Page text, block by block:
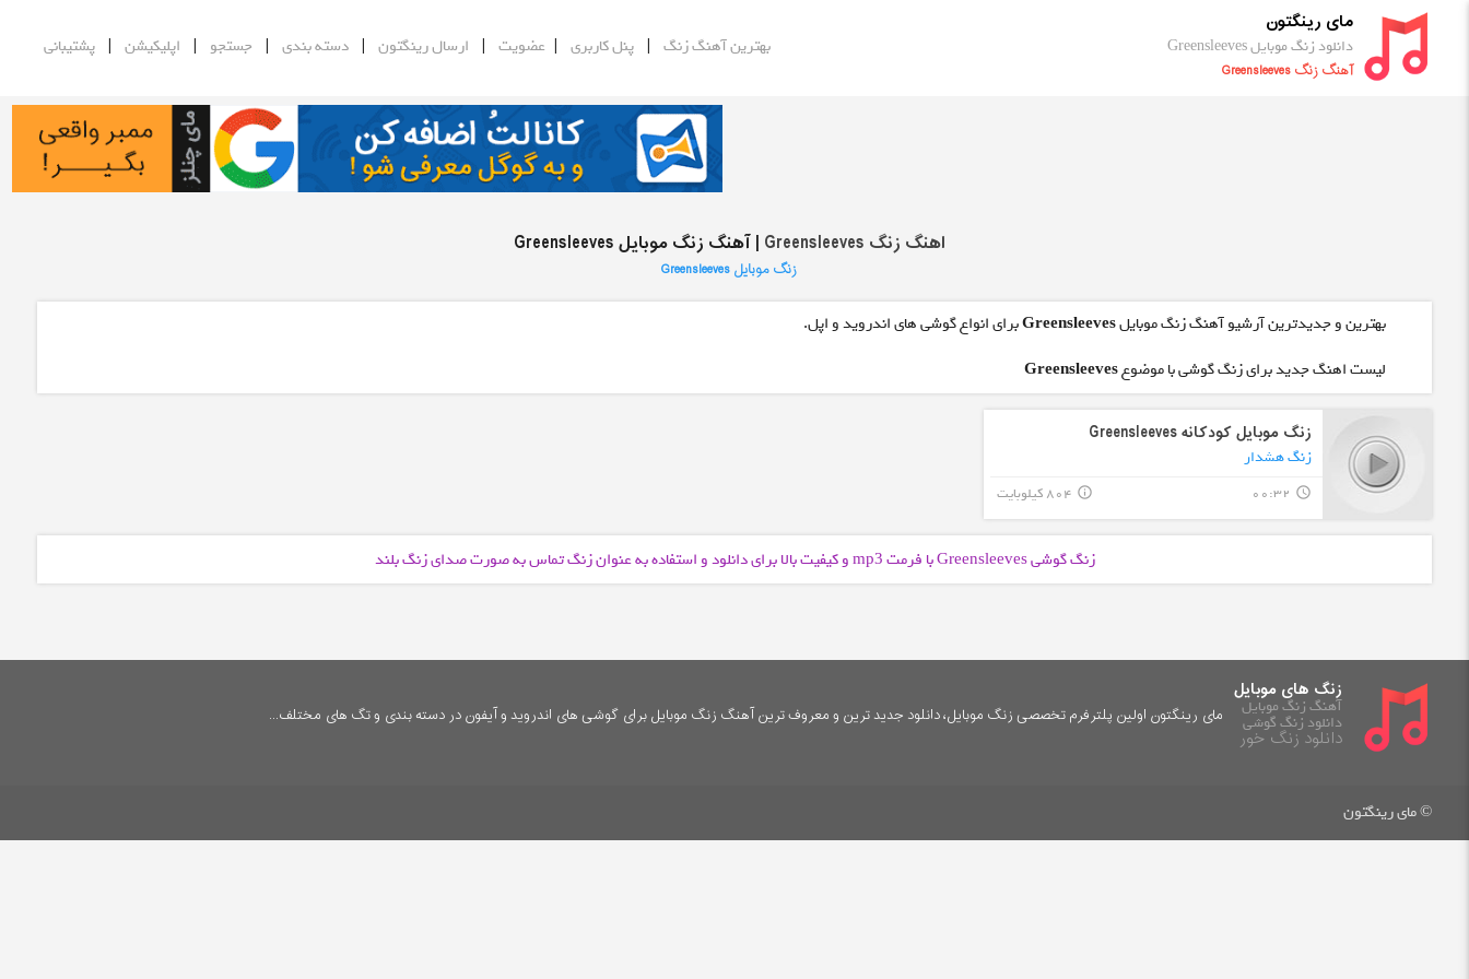
مای رینگتون
دانلود زنگ موبایل Greensleeves
آهنگ زنگ Greensleeves
بهترین آهنگ زنگ |پنل کاربری | عضویت | ارسال رینگتون |دسته بندی | جستجو | اپلیکیشن |پشتیبانی
اهنگ زنگ Greensleeves | آهنگ زنگ موبایل Greensleeves
زنگ موبایل Greensleeves
بهترین و جدیدترین آرشیو آهنگ زنگ موبایلGreensleevesبرای انواع گوشی های اندروید و اپل.
لیست اهنگ جدید برای زنگ گوشی با موضوعGreensleeves
زنگ موبایل کودکانه Greensleeves
زنگ هشدار
query_builder
00:32 804 کیلوبایت info_outline
زنگ گوشی Greensleeves با فرمت mp3 و کیفیت بالا برای دانلود و استفاده به عنوان زنگ تماس به صورت صدای زنگ بلند
زنگ های موبایل
آهنگ زنگ موبایل
دانلود زنگ گوشی
دانلود زنگ خور
مای رینگتون اولین پلترفرم تخصصی زنگ موبایل، دانلود جدید ترین و معروف ترین آهنگ زنگ موبایل برای گوشی های اندروید و آیفون در دسته بندی و تگ های مختلف...
© مای رینگتون